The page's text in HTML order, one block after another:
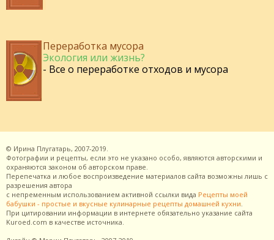
Переработка мусора
Экология или жизнь?
- Все о переработке отходов и мусора
© Ирина Плугатарь, 2007-2019.
Фотографии и рецепты, если это не указано особо, являются авторскими и
охраняются законом об авторском праве.
Перепечатка и любое воспроизведение материалов сайта возможны лишь с
разрешения автора
с непременным использованием активной ссылки вида Рецепты моей
бабушки - простые и вкусные кулинарные рецепты домашней кухни.
При цитировании информации в интернете обязательно указание сайта
Kuroed.com в качестве источника.